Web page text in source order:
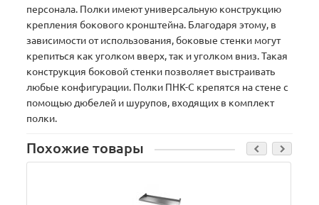
персонала. Полки имеют универсальную конструкцию
крепления бокового кронштейна. Благодаря этому, в
зависимости от использования, боковые стенки могут
крепиться как уголком вверх, так и уголком вниз. Такая
конструкция боковой стенки позволяет выстраивать
любые конфигурации. Полки ПНК-С крепятся на стене с
помощью дюбелей и шурупов, входящих в комплект
полки.
Похожие товары